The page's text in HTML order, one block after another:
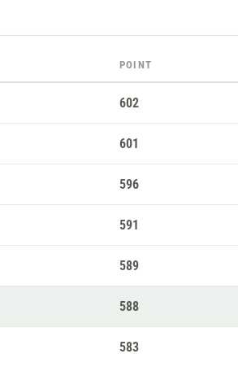
POINT
602
601
596
591
589
588
583